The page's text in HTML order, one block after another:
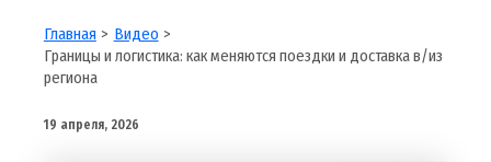
Главная
Видео
Границы и логистика: как меняются поездки и доставка в/из
региона
19 апреля, 2026